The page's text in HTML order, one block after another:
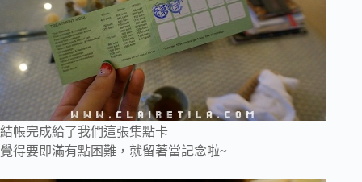
結帳完成給了我們這張集點卡
覺得要即滿有點困難，就留著當記念啦~